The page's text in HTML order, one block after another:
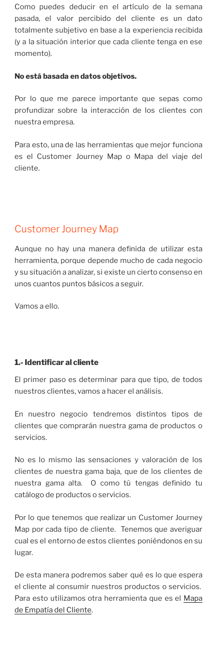
Como puedes deducir en el artículo de la semana
pasada, el valor percibido del cliente es un dato
totalmente subjetivo en base a la experiencia recibida
(y a la situación interior que cada cliente tenga en ese
momento).
No está basada en datos objetivos.
Por lo que me parece importante que sepas como
profundizar sobre la interacción de los clientes con
nuestra empresa.
Para esto, una de las herramientas que mejor funciona
es el Customer Journey Map o Mapa del viaje del
cliente.
Customer Journey Map
Aunque no hay una manera definida de utilizar esta
herramienta, porque depende mucho de cada negocio
y su situación a analizar, si existe un cierto consenso en
unos cuantos puntos básicos a seguir.
Vamos a ello.
1.- Identificar al cliente
El primer paso es determinar para que tipo, de todos
nuestros clientes, vamos a hacer el análisis.
En nuestro negocio tendremos distintos tipos de
clientes que comprarán nuestra gama de productos o
servicios.
No es lo mismo las sensaciones y valoración de los
clientes de nuestra gama baja, que de los clientes de
nuestra gama alta. O como tú tengas definido tu
catálogo de productos o servicios.
Por lo que tenemos que realizar un Customer Journey
Map por cada tipo de cliente. Tenemos que averiguar
cual es el entorno de estos clientes poniéndonos en su
lugar.
De esta manera podremos saber qué es lo que espera
el cliente al consumir nuestros productos o servicios.
Para esto utilizamos otra herramienta que es el Mapa
de Empatía del Cliente.